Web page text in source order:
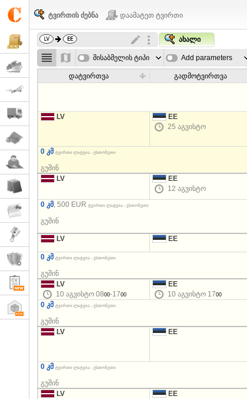
ტვირთის ძებნა დაამატეთ ტვირთი
ახალი
მისაბმელის ტიპი Add parameters
დატვირთვა გადმოტვირთვა
LV
EE
25 აგვისტო
0 კმ ტვირთი ლატვია - ესთონეთი
გუშინ
LV
EE
12 აგვისტო
0 კმ, 500 EUR ტვირთი ლატვია - ესთონეთი
გუშინ
LV EE
0 კმ ტვირთი ლატვია - ესთონეთი
გუშინ
LV
10 აგვისტო 0800-1700
EE
10 აგვისტო 1700
0 კმ ტვირთი ლატვია - ესთონეთი
გუშინ
LV
EE
0 კმ ტვირთი ლატვია - ესთონეთი
გუშინ
LV
EE